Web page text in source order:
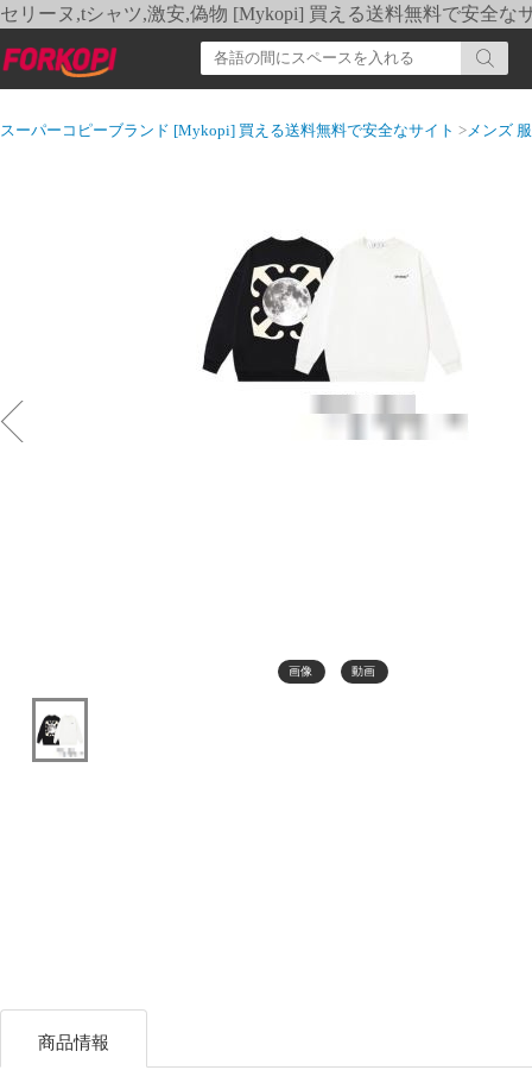
セリーヌ,tシャツ,激安,偽物 [Mykopi] 買える送料無料で安全な
スーパーコピーブランド [Mykopi] 買える送料無料で安全なサイト >メンズ 服
画像 動画
商品情報